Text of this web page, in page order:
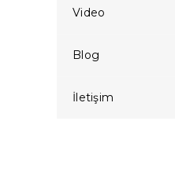
Video
Blog
İletişim